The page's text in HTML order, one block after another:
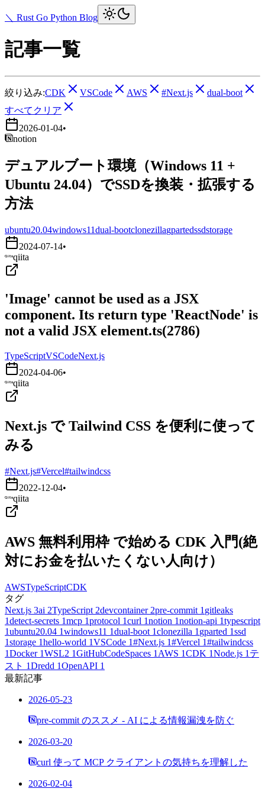
＼ Rust Go Python Blog
記事一覧
絞り込み:CDK VSCode AWS #Next.js
dual-boot
すべてクリア
2026-01-04•
notion
デュアルブート環境（Windows 11 +
Ubuntu 24.04）でSSDを換装・拡張する
方法
ubuntu20.04windows11dual-bootclonezillagpartedssdstorage
2024-07-14•
qiita
'Image' cannot be used as a JSX
component. Its return type 'ReactNode' is
not a valid JSX element.ts(2786)
TypeScriptVSCodeNext.js
2024-04-06•
qiita
Next.js で Tailwind CSS を便利に使って
みる
#Next.js#Vercel#tailwindcss
2022-12-04•
qiita
AWS 無料利用枠 で始める CDK 入門(絶
対にお金を払いたくない人向け）
AWSTypeScriptCDK
タグ
Next.js 3ai 2TypeScript 2devcontainer 2pre-commit 1 gitleaks
1detect-secrets 1mcp 1protocol 1curl 1notion 1notion-api 1typescript
1ubuntu20.04 1windows11 1dual-boot 1clonezilla 1 gparted 1ssd
1storage 1hello-world 1VSCode 1#Next.js 1#Vercel 1#tailwindcss
1Docker 1WSL2 1GitHubCodeSpaces 1 AWS 1CDK 1Node.js 1 テ
スト 1Dredd 1OpenAPI 1
最新記事
2026-05-23
pre-commit のススメ - AI による情報漏洩を防ぐ
2026-03-20
curl 使って MCP クライアントの気持ちを理解した
2026-02-04